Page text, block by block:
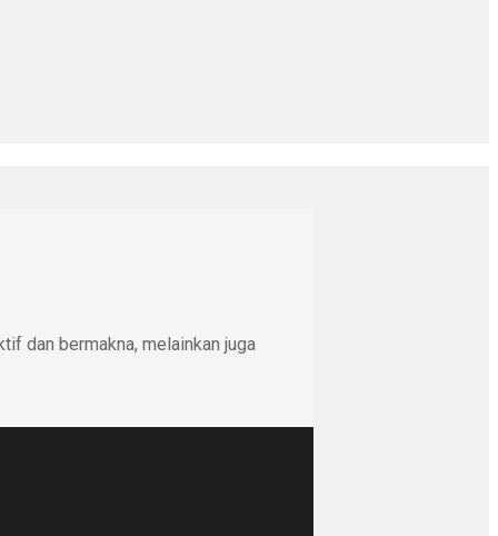
dan bermakna, melainkan juga